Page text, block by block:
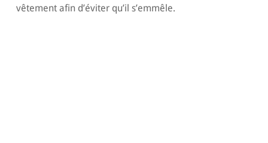
vêtement afin d’éviter qu’il s’emmêle.